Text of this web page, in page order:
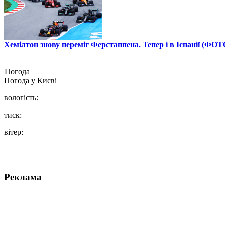
Хемілтон знову переміг Ферстаппена. Тепер і в Іспанії
Погода
Погода у Києві
вологість:
тиск:
вітер:
Реклама